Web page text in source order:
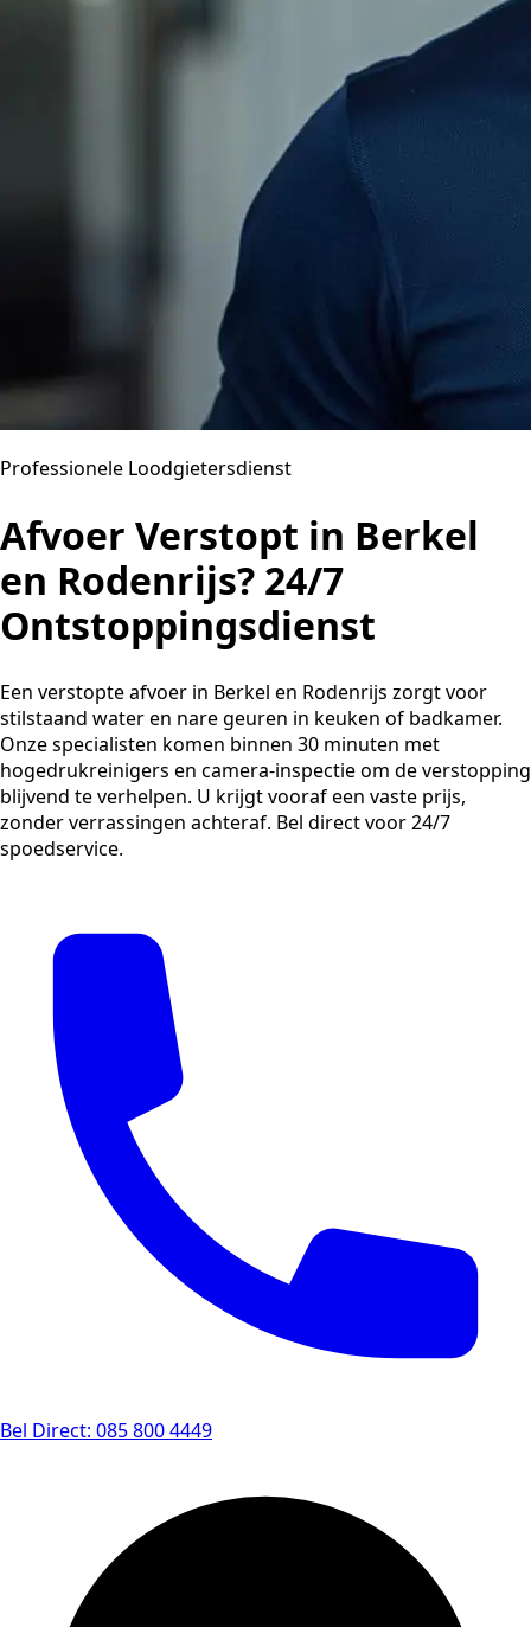
Professionele Loodgietersdienst
Afvoer Verstopt in Berkel
en Rodenrijs? 24/7
Ontstoppingsdienst
Een verstopte afvoer in Berkel en Rodenrijs zorgt voor
stilstaand water en nare geuren in keuken of badkamer.
Onze specialisten komen binnen 30 minuten met
hogedrukreinigers en camera-inspectie om de verstopping
blijvend te verhelpen. U krijgt vooraf een vaste prijs,
zonder verrassingen achteraf. Bel direct voor 24/7
spoedservice.
Bel Direct: 085 800 4449